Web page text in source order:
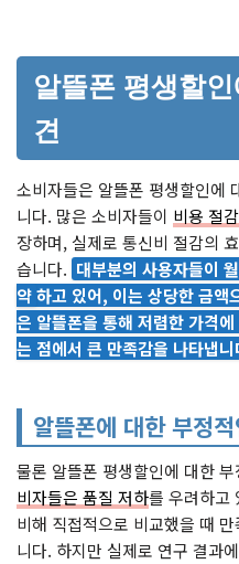
알뜰폰 평생할
견
소비자들은 알뜰폰 평생할인에
니다. 많은 소비자들이 비용 절
장하며, 실제로 통신비 절감의
습니다. 대부분의 사용자들이
약하고 있어, 이는 상당한 금액
은 알뜰폰을 통해 저렴한 가격
는 점에서 큰 만족감을 나타냅니
알뜰폰에 대한 부정
물론 알뜰폰 평생할인에 대한
비자들은 품질 저하를 우려하고
비해 직접적으로 비교했을 때
니다. 하지만 실제로 연구 결과